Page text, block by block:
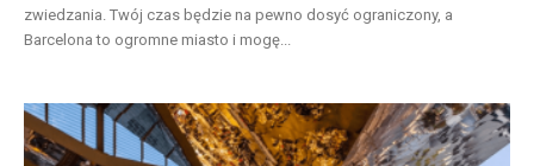
zwiedzania. Twój czas będzie na pewno dosyć ograniczony, a
Barcelona to ogromne miasto i mogę...